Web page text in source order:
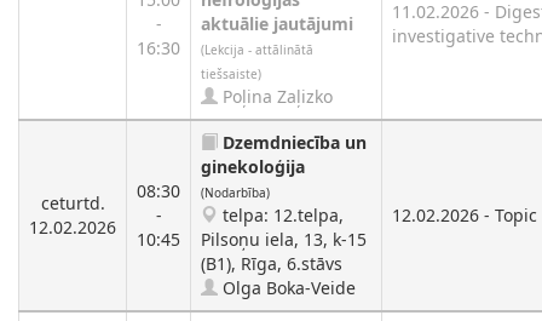
-
16:30
aktuālie jautājumi
(Lekcija - attālinātā
tiešsaiste)
Poļina Zaļizko
11.02.2026 -
investigative
ceturtd.
12.02.2026
08:30
-
10:45
Dzemdniecība un
ginekoloģija
(Nodarbība)
telpa: 12.telpa,
Pilsoņu iela, 13, k-15
(B1), Rīga, 6.stāvs
Olga Boka-Veide
12.02.2026 - Topic